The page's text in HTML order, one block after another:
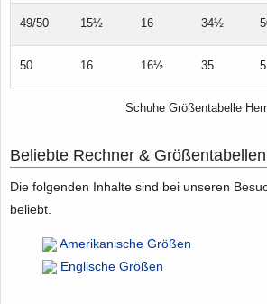
Schuhe Größentabelle
49/50 15½ 16 34½
50 16 16½ 35
Beliebte Rechner & Größentabellen
Die folgenden Inhalte sind bei unseren
beliebt.
Amerikanische Größen
Englische Größen